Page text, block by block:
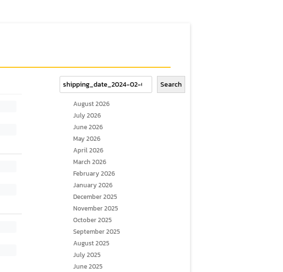
Search Search
August 2026
July 2026
June 2026
May 2026
April 2026
March 2026
February 2026
January 2026
December 2025
November 2025
October 2025
September 2025
August 2025
July 2025
June 2025